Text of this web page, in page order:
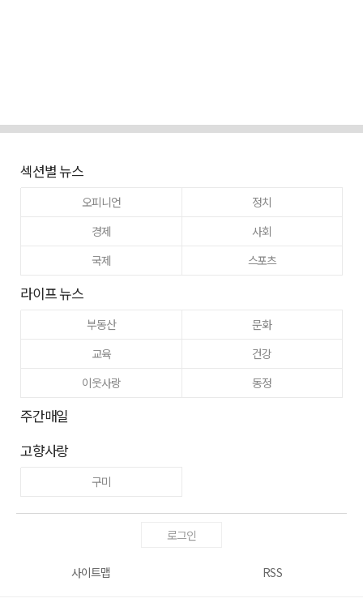
섹션별 뉴스
오피니언
정치
경제
사회
국제
스포츠
라이프 뉴스
부동산
문화
교육
건강
이웃사랑
동정
주간매일
고향사랑
구미
로그인
사이트맵 RSS